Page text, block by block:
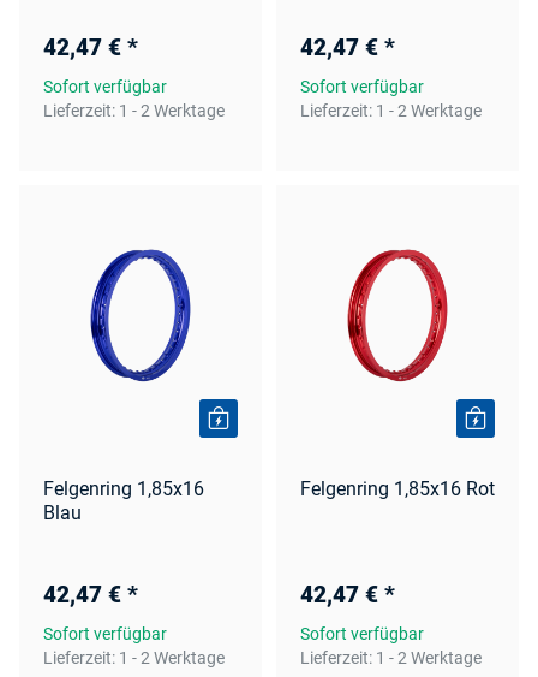
42,47 € *
Sofort verfügbar
Lieferzeit: 1 - 2 Werktage
42,47 € *
Sofort verfügbar
Lieferzeit: 1 - 2 Werktage
Felgenring 1,85x16
Blau
42,47 € *
Sofort verfügbar
Lieferzeit: 1 - 2 Werktage
Felgenring 1,85x16 Rot
42,47 € *
Sofort verfügbar
Lieferzeit: 1 - 2 Werktage